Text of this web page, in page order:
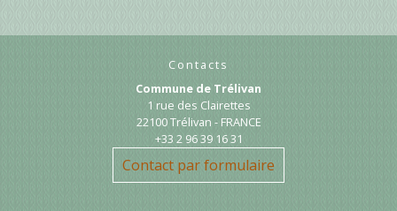
Contacts
Commune de Trélivan
1 rue des Clairettes
22100 Trélivan - FRANCE
+33 2 96 39 16 31
Contact par formulaire